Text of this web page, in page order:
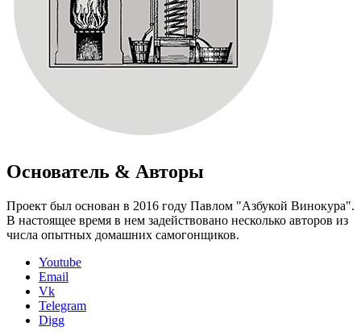
Основатель & Авторы
Проект был основан в 2016 году Павлом "Азбукой Винокура".
В настоящее время в нем задействовано несколько авторов из
числа опытных домашних самогонщиков.
Youtube
Email
Vk
Telegram
Digg